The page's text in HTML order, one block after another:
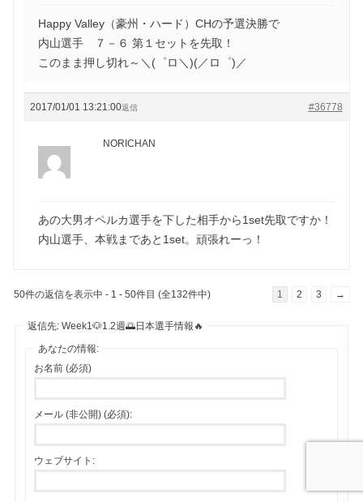
Happy Valley（豪州・ハード）CHの予選決勝で
内山選手 ７－６ 第１セットを先取！
このまま押し切れ～＼(゜ロ＼)(／ロ゜)／
2017/01/01 13:21:00 #36778
返信
NORICHAN
あの大男オペルカ選手を下した相手から1set先取ですか！
内山選手、本戦まであと1set。頑張れーっ！
50件の返信を表示中 - 1 - 50件目 (全132件中) 1 2 3 →
返信先: Week1🐶1.2週🌅日本選手情報🔥
あなたの情報:
お名前 (必須)
メール (非公開) (必須):
ウェブサイト: